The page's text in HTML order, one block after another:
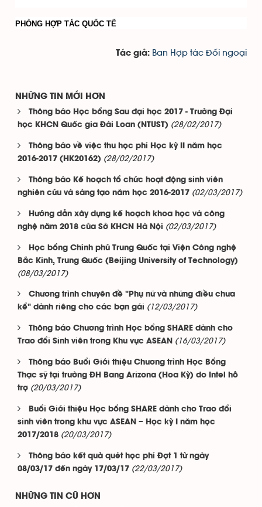
PHÒNG HỢP TÁC QUỐC TẾ
Tác giả: Ban Hợp tác Đối ngoại
NHỮNG TIN MỚI HƠN
Thông báo Học bổng Sau đại học 2017 - Trường Đại
học KHCN Quốc gia Đài Loan (NTUST) (28/02/2017)
Thông báo về việc thu học phí Học kỳ II năm học
2016-2017 (HK20162) (28/02/2017)
Thông báo Kế hoạch tổ chức hoạt động sinh viên
nghiên cứu và sáng tạo năm học 2016-2017 (02/03/2017)
Hướng dẫn xây dựng kế hoạch khoa học và công
nghệ năm 2018 của Sở KHCN Hà Nội (02/03/2017)
Học bổng Chính phủ Trung Quốc tại Viện Công nghệ
Bắc Kinh, Trung Quốc (Beijing University of Technology)
(08/03/2017)
Chương trình chuyên đề "Phụ nữ và những điều chưa
kể" dành riêng cho các bạn gái (12/03/2017)
Thông báo Chương trình Học bổng SHARE dành cho
Trao đổi Sinh viên trong Khu vực ASEAN
(16/03/2017)
Thông báo Buổi Giới thiệu Chương trình Học Bổng
Thạc sỹ tại trường ĐH Bang Arizona (Hoa Kỳ) do Intel hỗ
trợ (20/03/2017)
Buổi Giới thiệu Học bổng SHARE dành cho Trao đổi
sinh viên trong khu vực ASEAN – Học kỳ I năm học
2017/2018 (20/03/2017)
Thông báo kết quả quét học phí Đợt 1 từ ngày
08/03/17 đến ngày 17/03/17 (22/03/2017)
NHỮNG TIN CŨ HƠN